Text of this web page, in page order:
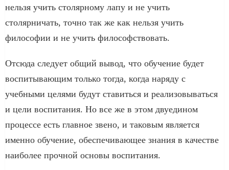
нельзя учить столярному лапу и не учить
столярничать, точно так же как нельзя учить
философии и не учить философствовать.
Отсюда следует общий вывод, что обучение будет
воспитывающим только тогда, когда наряду с
учебными целями будут ставиться и реализовываться
и цели воспитания. Но все же в этом двуедином
процессе есть главное звено, и таковым является
именно обучение, обеспечивающее знания в качестве
наиболее прочной основы воспитания.